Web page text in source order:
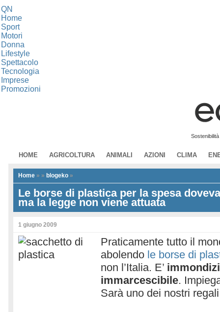
QN
Home
Sport
Motori
Donna
Lifestyle
Spettacolo
Tecnologia
Imprese
Promozioni
HOME AGRICOLTURA ANIMALI AZIONI CLIMA
Home » » blogeko »
Le borse di plastica per la spesa
ma la legge non viene attuata
1 giugno 2009
Praticamente tutto il
abolendo le borse di
non l’Italia. E’
immarcescibile.
Sarà uno dei nostri